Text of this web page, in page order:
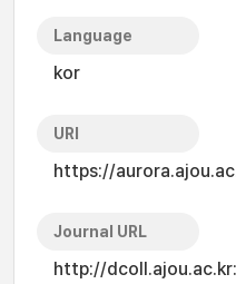
Language
kor
URI
https://
Journal URL
http://